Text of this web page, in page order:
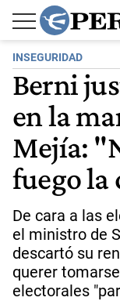
INSEGURIDAD
Berni
en la
Mejía:
fuego la
De cara a las
el ministro de
descartó su
querer
electorales